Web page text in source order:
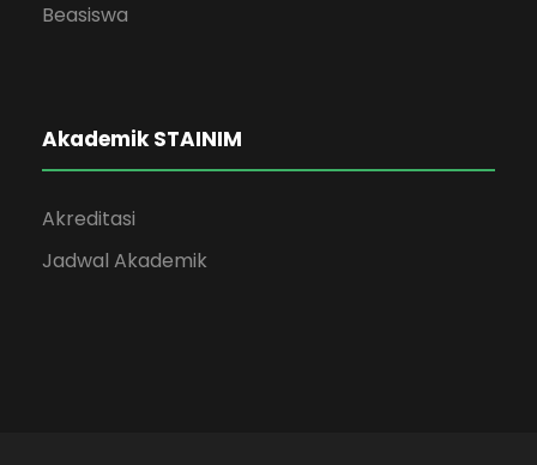
Beasiswa
Akademik STAINIM
Akreditasi
Jadwal Akademik